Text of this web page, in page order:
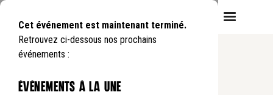
Cet événement est maintenant terminé.
Retrouvez ci-dessous nos prochains
événements :
événements à la une